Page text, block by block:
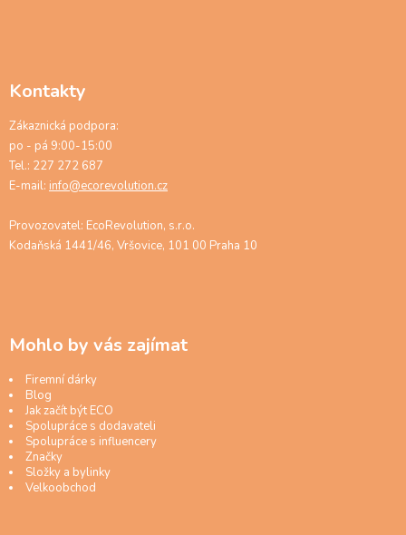
Kontakty
Zákaznická podpora:
po - pá 9:00-15:00
Tel.: 227 272 687
E-mail: info@ecorevolution.cz
Provozovatel: EcoRevolution, s.r.o.
Kodaňská 1441/46, Vršovice, 101 00 Praha 10
Mohlo by vás zajímat
Firemní dárky
Blog
Jak začít být ECO
Spolupráce s dodavateli
Spolupráce s influencery
Značky
Složky a bylinky
Velkoobchod